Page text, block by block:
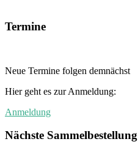
Termine
Neue Termine folgen demnächst
Hier geht es zur Anmeldung:
Anmeldung
Nächste Sammelbestellung